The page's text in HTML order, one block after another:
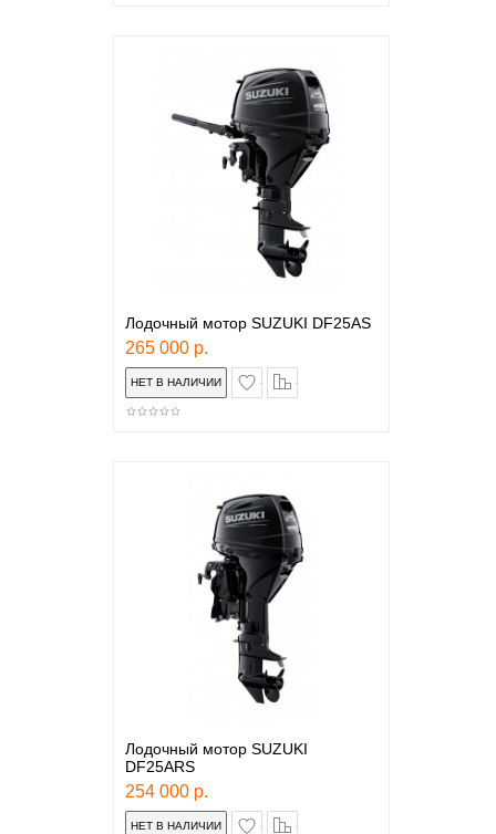
Лодочный мотор SUZUKI DF25AS
265 000 р.
в закладки
Лодочный мотор SUZUKI
DF25ARS
254 000 р.
в закладки